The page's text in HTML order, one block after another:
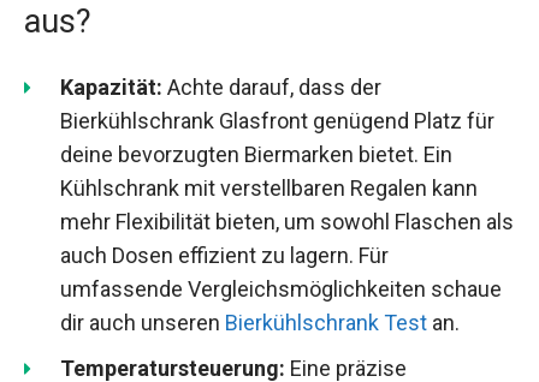
aus?
Kapazität: Achte darauf, dass der
Bierkühlschrank Glasfront genügend Platz für
deine bevorzugten Biermarken bietet. Ein
Kühlschrank mit verstellbaren Regalen kann
mehr Flexibilität bieten, um sowohl Flaschen als
auch Dosen effizient zu lagern. Für
umfassende Vergleichsmöglichkeiten schaue
dir auch unseren Bierkühlschrank Test an.
Temperatursteuerung: Eine präzise